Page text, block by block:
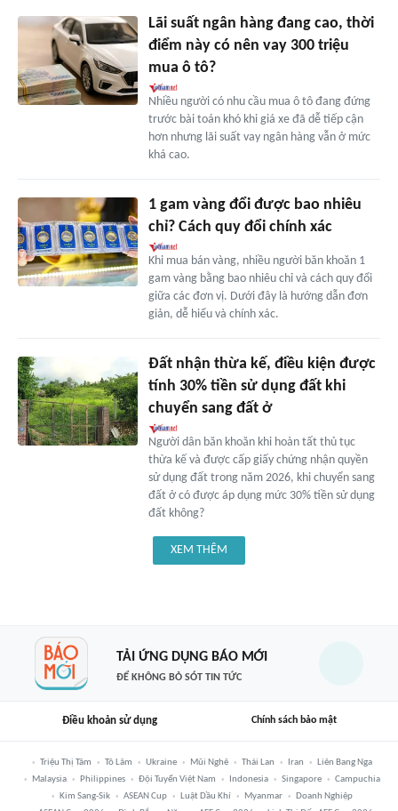
Lãi suất ngân hàng đang cao, thời
điểm này có nên vay 300 triệu
mua ô tô?
Nhiều người có nhu cầu mua ô tô đang đứng
trước bài toán khó khi giá xe đã dễ tiếp cận
hơn nhưng lãi suất vay ngân hàng vẫn ở mức
khá cao.
1 gam vàng đổi được bao nhiêu
chỉ? Cách quy đổi chính xác
Khi mua bán vàng, nhiều người băn khoăn 1
gam vàng bằng bao nhiêu chỉ và cách quy đổi
giữa các đơn vị. Dưới đây là hướng dẫn đơn
giản, dễ hiểu và chính xác.
Đất nhận thừa kế, điều kiện được
tính 30% tiền sử dụng đất khi
chuyển sang đất ở
Người dân băn khoăn khi hoàn tất thủ tục
thừa kế và được cấp giấy chứng nhận quyền
sử dụng đất trong năm 2026, khi chuyển sang
đất ở có được áp dụng mức 30% tiền sử dụng
đất không?
XEM THÊM
TẢI ỨNG DỤNG BÁO MỚI
ĐỂ KHÔNG BỎ SÓT TIN TỨC
Điều khoản sử dụng Chính sách bảo mật
Triệu Thị Tâm Tô Lâm Ukraine Mũi Nghê Thái Lan Iran
Liên Bang Nga
Malaysia
Philippines Đội Tuyển Việt Nam Indonesia Singapore
Campuchia
Kim Sang-Sik
ASEAN Cup Luật Dầu Khí Myanmar
Doanh Nghiệp